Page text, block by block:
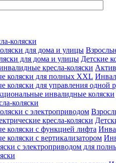
коляски
Детские
коляски